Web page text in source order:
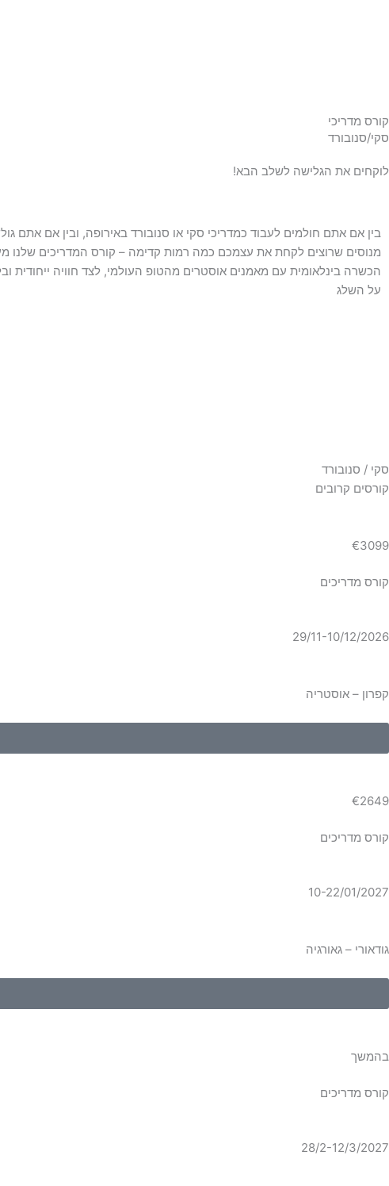
קורס מדריכי
סקי/סנובורד
לוקחים את הגלישה לשלב הבא!
בין אם אתם חולמים לעבוד כמדריכי סקי או סנובורד באירופה, ובין אם אתם
מנוסים שרוצים לקחת את עצמכם כמה רמות קדימה – קורס המדריכים שלנו
הכשרה בינלאומית עם מאמנים אוסטרים מהטופ העולמי, לצד חוויה ייחודית
על השלג
סקי / סנובורד
קורסים קרובים
€3099
קורס מדריכים
29/11-10/12/2026
קפרון – אוסטריה
€2649
קורס מדריכים
10-22/01/2027
גודאורי – גאורגיה
בהמשך
קורס מדריכים
28/2-12/3/2027